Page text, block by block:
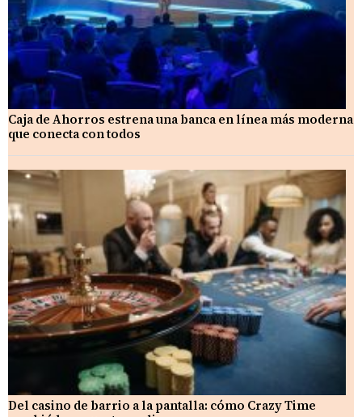
Caja de Ahorros estrena una banca en línea más moderna
que conecta con todos
Del casino de barrio a la pantalla: cómo Crazy Time